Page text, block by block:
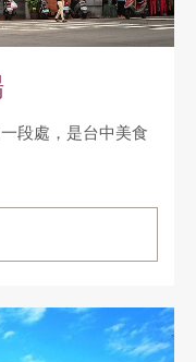
段處，是台中美食